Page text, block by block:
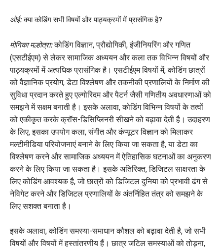
ओई:क्या कोडिंग सभी विषयों और पाठ्यक्रमों में प्रासंगिक है?
मोनिका मल्होत्रा: कोडिंग विज्ञान, प्रौद्योगिकी, इंजीनियरिंग और गणित
(एसटीईएम) से लेकर सामाजिक अध्ययन और कला तक विभिन्न विषयों और
पाठ्यक्रमों में अत्यधिक प्रासंगिक है। एसटीईएम विषयों में, कोडिंग छात्रों
को वैज्ञानिक प्रयोग, डेटा विश्लेषण और तकनीकी प्रणालियों के निर्माण की
सुविधा प्रदान करते हुए एल्गोरिदम और पैटर्न जैसी गणितीय अवधारणाओं को
समझने में सक्षम बनाती है। इसके अलावा, कोडिंग विभिन्न विषयों के तत्वों
को एकीकृत करके क्रॉस-डिसिप्लिनरी सीखने को बढ़ावा देती है। उदाहरण
के लिए, इसका उपयोग कला, संगीत और कंप्यूटर विज्ञान को मिलाकर
मल्टीमीडिया परियोजनाएं बनाने के लिए किया जा सकता है, या डेटा का
विश्लेषण करने और सामाजिक अध्ययन में ऐतिहासिक घटनाओं का अनुकरण
करने के लिए किया जा सकता है। इसके अतिरिक्त, डिजिटल साक्षरता के
लिए कोडिंग आवश्यक है, जो छात्रों को डिजिटल दुनिया को प्रभावी ढंग से
नेविगेट करने और डिजिटल प्रणालियों के अंतर्निहित तंत्र को समझने के
लिए सशक्त बनाता है।
इसके अलावा, कोडिंग समस्या-समाधान कौशल को बढ़ावा देती है, जो सभी
विषयों और विषयों में हस्तांतरणीय हैं। छात्र जटिल समस्याओं को तोड़ना,